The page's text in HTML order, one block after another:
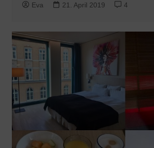
Eva 21. April 2019 4